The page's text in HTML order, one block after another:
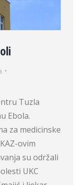
Tuzla
Ebola.
za medicinske
ovim
su održali
UKC